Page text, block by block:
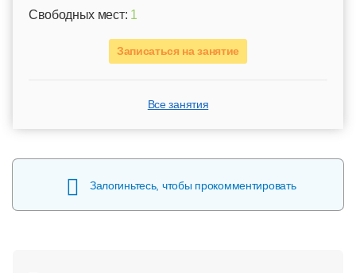
Свободных мест: 1
Записаться на занятие
Все занятия
Залогиньтесь, чтобы прокомментировать